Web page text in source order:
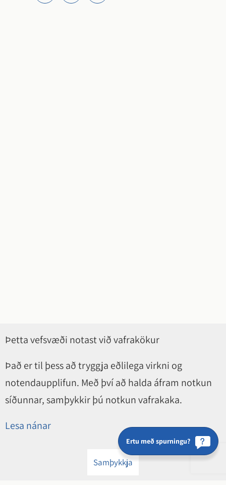
Þetta vefsvæði notast við vafrakökur
Það er til þess að tryggja eðlilega virkni og
notendaupplifun. Með því að halda áfram notkun
síðunnar, samþykkir þú notkun vafrakaka.
Lesa nánar
Samþykkja
Ertu með spurningu?